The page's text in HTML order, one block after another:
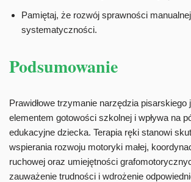
Pamiętaj, że rozwój sprawności
systematyczności.
Podsumowanie
Prawidłowe trzymanie narzędzia pisarskiego
elementem gotowości szkolnej i wpływa na
edukacyjne dziecka. Terapia ręki stanowi
wspierania rozwoju motoryki małej,
ruchowej oraz umiejętności
zauważenie trudności i wdrożenie